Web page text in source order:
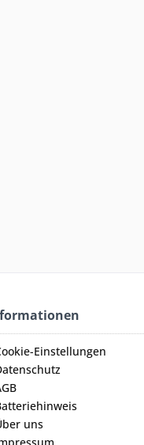
Einstellungen
uns